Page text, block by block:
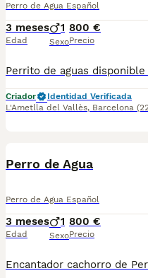
Perro de Agua Español
3 meses
Edad
1
Sexo
800 €
Precio
Criador
Identidad Verificada
L'Ametlla del Vallès, Barcelona
Perro de Agua
Perro de Agua Español
3 meses
Edad
1
Sexo
800 €
Precio